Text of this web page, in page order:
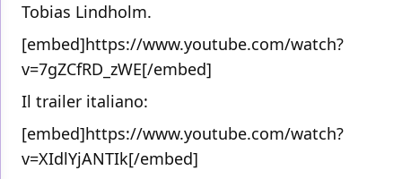
Tobias Lindholm.
[embed]https://www.youtube.com/watch?
v=7gZCfRD_zWE[/embed]
Il trailer italiano:
[embed]https://www.youtube.com/watch?
v=XIdlYjANTIk[/embed]